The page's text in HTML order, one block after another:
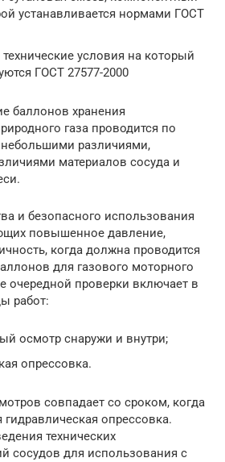
устанавливается нормами ГОСТ
условия на который
ГОСТ 27577-2000
баллонов хранения
газа проводится по
различиями,
материалов сосуда и
и безопасного использования
повышенное давление,
когда должна проводится
для газового моторного
очередной проверки включает в
работ:
осмотр снаружи и внутри;
опрессовка.
совпадает со сроком, когда
опрессовка.
технических
сосудов для использования с